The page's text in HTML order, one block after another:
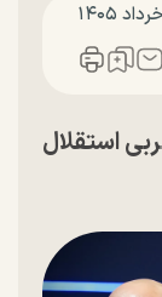
استقلال